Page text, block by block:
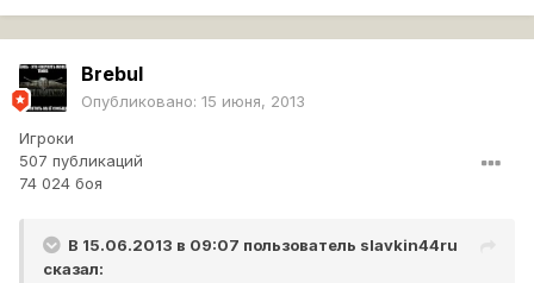
Brebul
Опубликовано: 15 июня, 2013
Игроки
507 публикаций
74 024 боя
В 15.06.2013 в 09:07 пользователь slavkin44ru
сказал: